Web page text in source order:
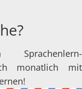
monatlich mit